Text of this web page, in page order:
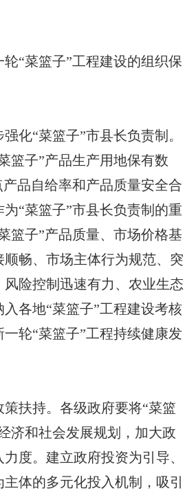
菜篮子”工程建设的组织保
“菜篮子”市县长负责制。
篮子”产品生产用地保有数
品自给率和产品质量安全合
“菜篮子”市县长负责制的重
篮子”产品质量、市场价格基
畅、市场主体行为规范、突
险控制迅速有力、农业生态
各地“菜篮子”工程建设考核
轮“菜篮子”工程持续健康发
扶持。各级政府要将“菜篮
济和社会发展规划，加大政
度。建立政府投资为引导、
体的多元化投入机制，吸引